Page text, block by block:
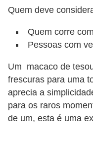
Quem deve
Quem corre
Pessoas com
Um macaco de
frescuras para uma
aprecia a
para os raros
de um, esta é uma